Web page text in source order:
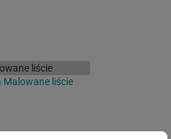
liście